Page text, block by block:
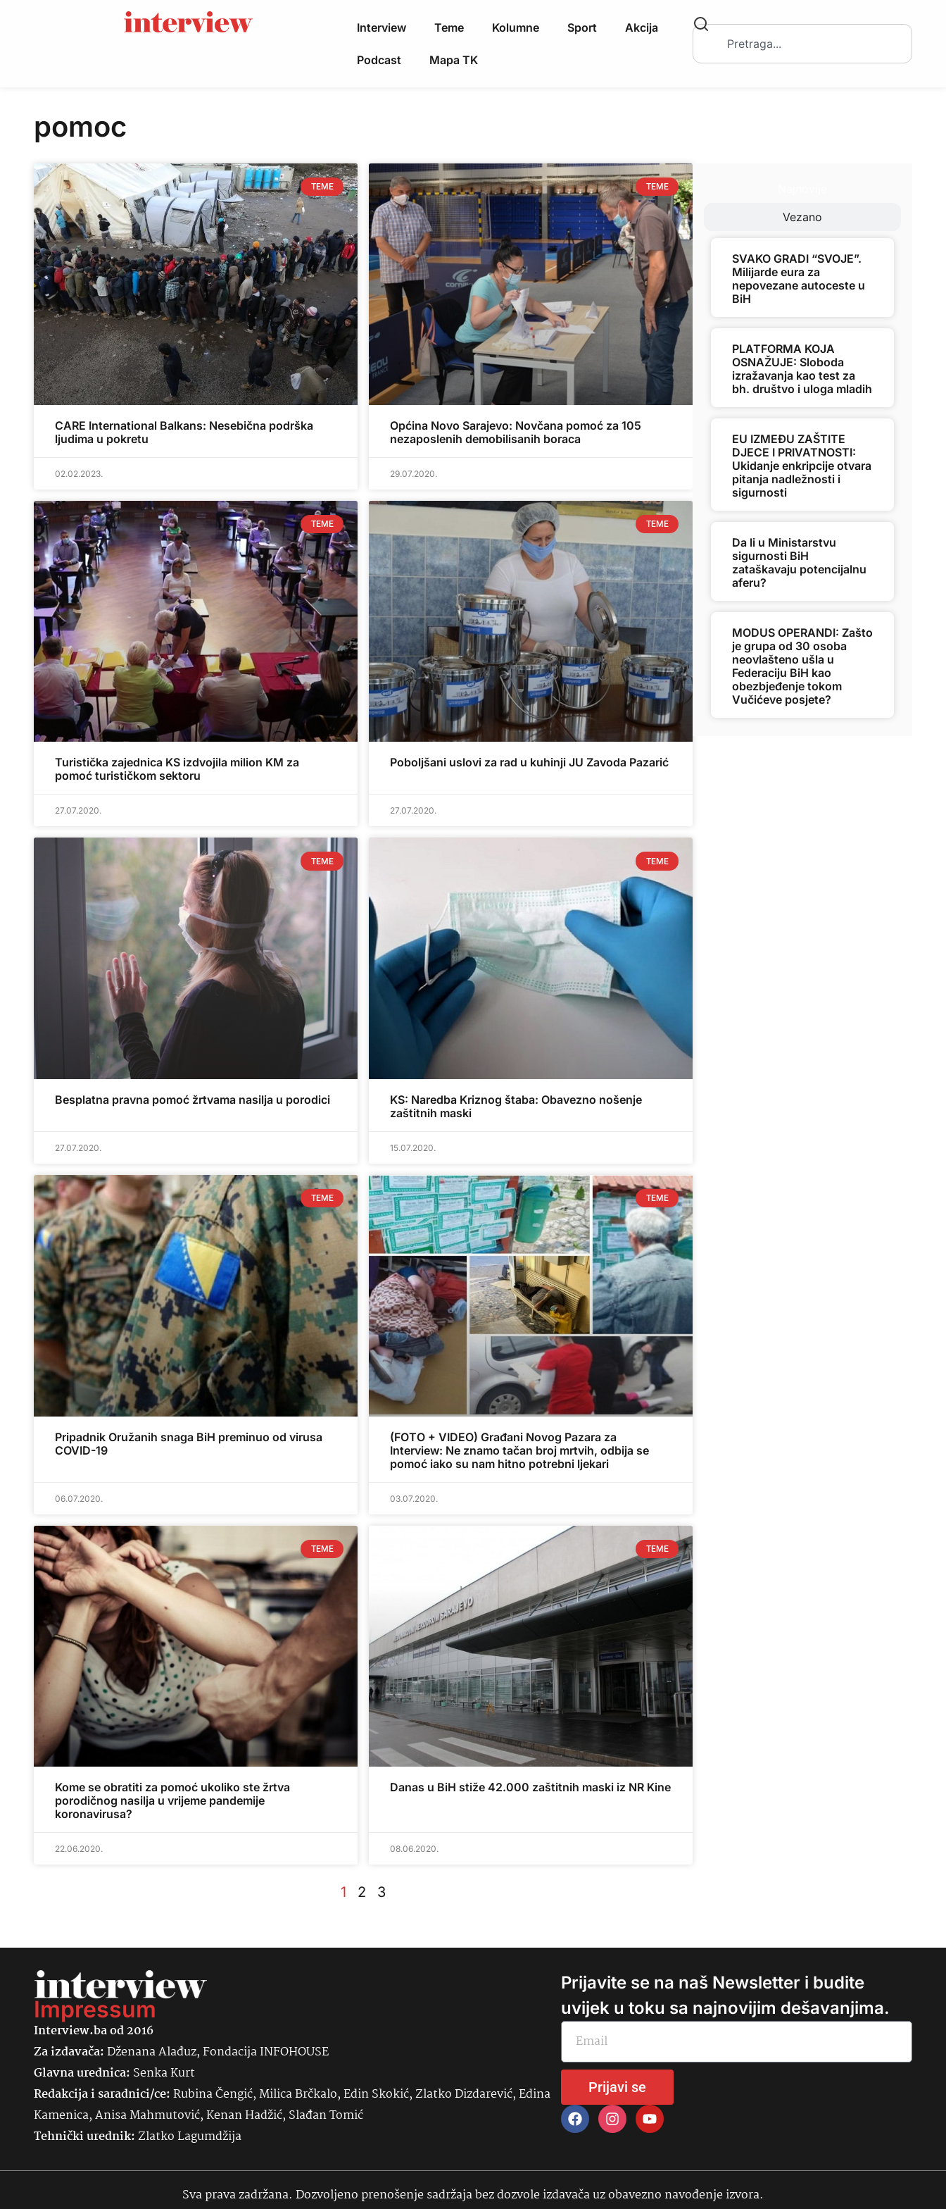
Interview Teme Kolumne Sport Akcija
Podcast Mapa TK
pomoc
TEME
CARE International Balkans: Nesebična podrška
ljudima u pokretu
02.02.2023.
TEME
Općina Novo Sarajevo: Novčana pomoć za 105
nezaposlenih demobilisanih boraca
29.07.2020.
TEME
Turistička zajednica KS izdvojila milion KM za
pomoć turističkom sektoru
27.07.2020.
TEME
Poboljšani uslovi za rad u kuhinji JU Zavoda Pazarić
27.07.2020.
TEME
Besplatna pravna pomoć žrtvama nasilja u porodici
27.07.2020.
TEME
KS: Naredba Kriznog štaba: Obavezno nošenje
zaštitnih maski
15.07.2020.
TEME
Pripadnik Oružanih snaga BiH preminuo od virusa
COVID-19
06.07.2020.
TEME
(FOTO + VIDEO) Građani Novog Pazara za
Interview: Ne znamo tačan broj mrtvih, odbija se
pomoć iako su nam hitno potrebni ljekari
03.07.2020.
TEME
Kome se obratiti za pomoć ukoliko ste žrtva
porodičnog nasilja u vrijeme pandemije
koronavirusa?
22.06.2020.
TEME
Danas u BiH stiže 42.000 zaštitnih maski iz NR Kine
08.06.2020.
1 2 3
Vezano
SVAKO GRADI “SVOJE”.
Milijarde eura za
nepovezane autoceste u
BiH
PLATFORMA KOJA
OSNAŽUJE: Sloboda
izražavanja kao test za
bh. društvo i uloga mladih
EU IZMEĐU ZAŠTITE
DJECE I PRIVATNOSTI:
Ukidanje enkripcije otvara
pitanja nadležnosti i
sigurnosti
Da li u Ministarstvu
sigurnosti BiH
zataškavaju potencijalnu
aferu?
MODUS OPERANDI: Zašto
je grupa od 30 osoba
neovlašteno ušla u
Federaciju BiH kao
obezbjeđenje tokom
Vučićeve posjete?
Impressum
Interview.ba od 2016
Za izdavača:Dženana Alađuz, Fondacija INFOHOUSE
Glavna urednica: SenkaKurt
Redakcija i saradnici/ce:Rubina Čengić, Milica Brčkalo, Edin Skokić, Zlatko Dizdarević, Edina
Kamenica, Anisa Mahmutović, Kenan Hadžić, Slađan Tomić
Tehnički urednik:Zlatko Lagumdžija
Prijavite se na naš Newsletter i budite
uvijek u toku sa najnovijim dešavanjima.
Prijavi se
Sva prava zadržana. Dozvoljeno prenošenje sadržaja bez dozvole izdavača uz obavezno navođenje izvora.